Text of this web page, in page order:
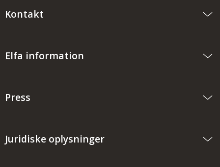
Kontakt
Elfa information
Press
Juridiske oplysninger